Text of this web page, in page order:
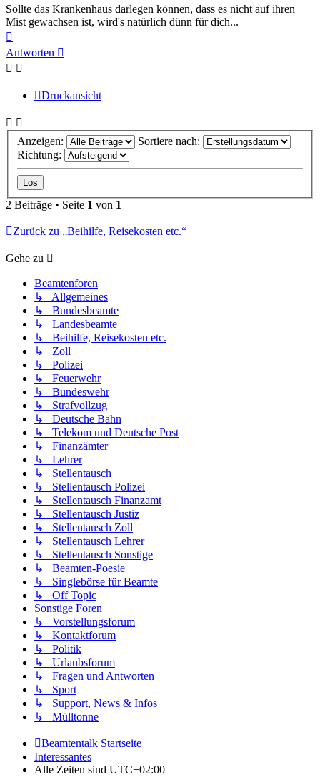
Sollte das Krankenhaus darlegen können, dass es nicht auf ihren
Mist gewachsen ist, wird's natürlich dünn für dich...
oben
Antworten
Druckansicht
Anzeigen:
Sortiere nach:
Richtung:
2 Beiträge • Seite 1 von 1
Zurück zu „Beihilfe, Reisekosten etc.“
Gehe zu
Beamtenforen
↳ Allgemeines
↳ Bundesbeamte
↳ Landesbeamte
↳ Beihilfe, Reisekosten etc.
↳ Zoll
↳ Polizei
↳ Feuerwehr
↳ Bundeswehr
↳ Strafvollzug
↳ Deutsche Bahn
↳ Telekom und Deutsche Post
↳ Finanzämter
↳ Lehrer
↳ Stellentausch
↳ Stellentausch Polizei
↳ Stellentausch Finanzamt
↳ Stellentausch Justiz
↳ Stellentausch Zoll
↳ Stellentausch Lehrer
↳ Stellentausch Sonstige
↳ Beamten-Poesie
↳ Singlebörse für Beamte
↳ Off Topic
Sonstige Foren
↳ Vorstellungsforum
↳ Kontaktforum
↳ Politik
↳ Urlaubsforum
↳ Fragen und Antworten
↳ Sport
↳ Support, News & Infos
↳ Mülltonne
Beamtentalk Startseite
Interessantes
Alle Zeiten sind UTC+02:00